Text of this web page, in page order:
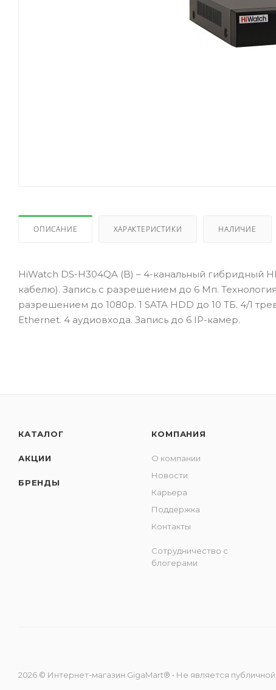
ОПИСАНИЕ ХАРАКТЕРИСТИКИ НАЛИЧИЕ
HiWatch DS-H304QA (B) – 4-канальный гибридный
кабелю). Запись с разрешением до 6 Мп.
разрешением до 1080р. 1 SATA HDD до 10 ТБ. 4/1
Ethernet. 4 аудиовхода. Запись до 6 IP-камер.
КАТАЛОГ
АКЦИИ
БРЕНДЫ
КОМПАНИЯ
О компании
Новости
Карьера
Поддержка
Контакты
Сотрудничество с
блогерами
2026 © Интернет-магазин GigaMart® • Не является публичной